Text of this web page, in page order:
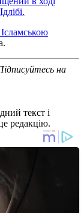
на
текст і
редакцію.